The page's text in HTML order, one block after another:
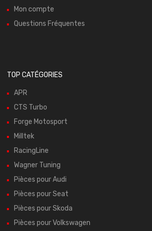
Mon compte
Questions Fréquentes
TOP CATÉGORIES
APR
CTS Turbo
Forge Motosport
Milltek
RacingLine
Wagner Tuning
Pièces pour Audi
Pièces pour Seat
Pièces pour Skoda
Pièces pour Volkswagen